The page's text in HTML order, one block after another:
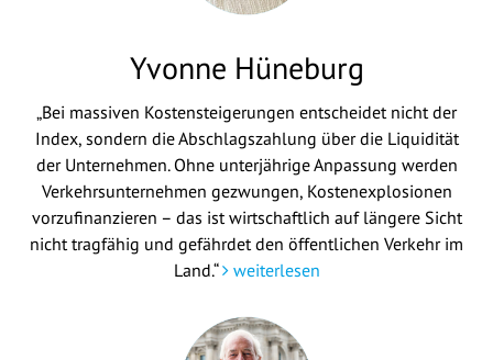
Yvonne Hüneburg
„Bei massiven Kostensteigerungen entscheidet nicht der
Index, sondern die Abschlagszahlung über die Liquidität
der Unternehmen. Ohne unterjährige Anpassung werden
Verkehrsunternehmen gezwungen, Kostenexplosionen
vorzufinanzieren – das ist wirtschaftlich auf längere Sicht
nicht tragfähig und gefährdet den öffentlichen Verkehr im
Land.“ weiterlesen